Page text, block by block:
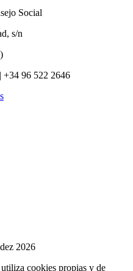
Social
s/n
+34 96 522 2646
2026
cookies propias y de